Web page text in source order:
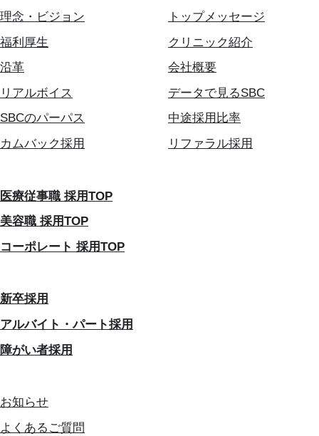
理念・ビジョン
トップメッセージ
福利厚生
クリニック紹介
沿革
会社概要
リアルボイス
データで見るSBC
SBCのパーパス
中途採用比率
カムバック採用
リファラル採用
医療従事職 採用TOP
美容職 採用TOP
コーポレート 採用TOP
新卒採用
アルバイト・パート採用
障がい者採用
お知らせ
よくあるご質問